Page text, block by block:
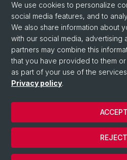
Facebook
Twitter
Blog
We use cookies to personalize
social media features, and to
We also share information about
with our social media, advertising
partners may combine this
that you have provided to them
as part of your use of the
Privacy policy.
REJECT
ACCEPT